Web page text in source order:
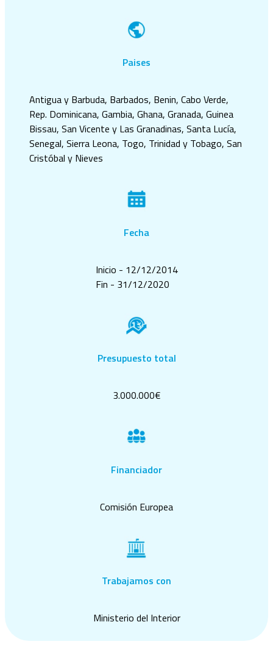
Paises
Antigua y Barbuda, Barbados, Benin, Cabo Verde,
Rep. Dominicana, Gambia, Ghana, Granada, Guinea
Bissau, San Vicente y Las Granadinas, Santa Lucía,
Senegal, Sierra Leona, Togo, Trinidad y Tobago, San
Cristóbal y Nieves
Fecha
Inicio - 12/12/2014
Fin - 31/12/2020
Presupuesto total
3.000.000€
Financiador
Comisión Europea
Trabajamos con
Ministerio del Interior